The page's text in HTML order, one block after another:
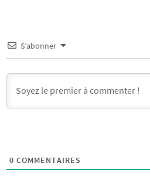
S’abonner
0 COMMENTAIRES